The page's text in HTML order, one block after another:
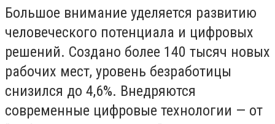
Большое внимание уделяется развитию
человеческого потенциала и цифровых
решений. Создано более 140 тысяч новых
рабочих мест, уровень безработицы
снизился до 4,6%. Внедряются
современные цифровые технологии — от